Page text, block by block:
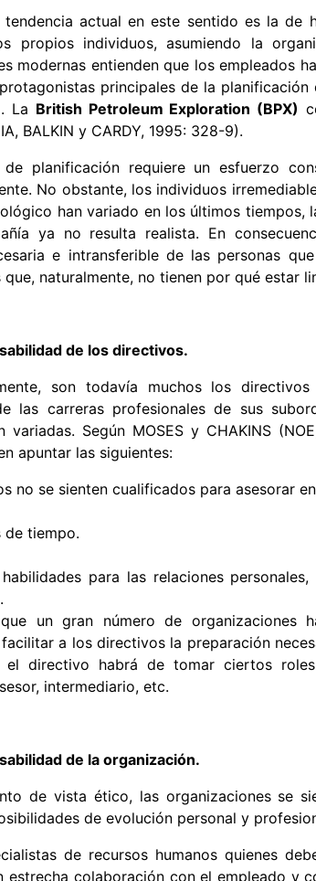
actual en este sentido es la de
propios individuos, asumiendo la
modernas entienden que los empleados
principales de la
La British Petroleum Exploration (BPX)
BALKIN y CARDY, 1995: 328-9).
planificación requiere un esfuerzo
No obstante, los individuos
han variado en los últimos
ya no resulta realista. En
e intransferible de las personas
que, naturalmente, no tienen por qué estar
de los directivos.
son todavía muchos los
las carreras profesionales de sus
variadas. Según MOSES y CHAKINS
apuntar las siguientes:
no se sienten cualificados para asesorar
de tiempo.
para las relaciones
un gran número de organizaciones
a los directivos la preparación
directivo habrá de tomar ciertos roles
intermediario, etc.
de la organización.
de vista ético, las organizaciones se
de evolución personal y
de recursos humanos quienes
estrecha colaboración con el empleado y